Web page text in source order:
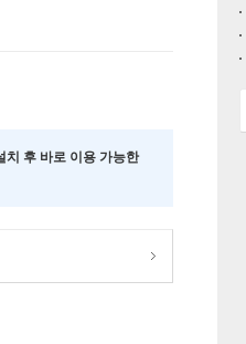
후 바로 이용 가능한